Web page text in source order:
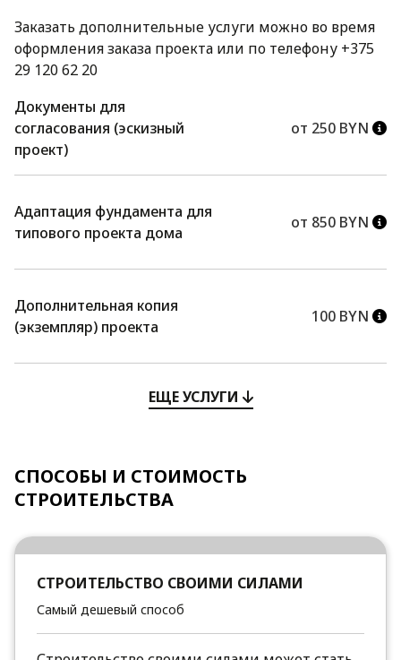
Заказать дополнительные услуги можно во время
оформления заказа проекта или по телефону +375
29 120 62 20
Документы для
согласования (эскизный
проект)
от 250 BYN
Адаптация фундамента для
типового проекта дома
от 850 BYN
Дополнительная копия
(экземпляр) проекта
100 BYN
ЕЩЕ УСЛУГИ
СПОСОБЫ И СТОИМОСТЬ
СТРОИТЕЛЬСТВА
СТРОИТЕЛЬСТВО СВОИМИ СИЛАМИ
Самый дешевый способ